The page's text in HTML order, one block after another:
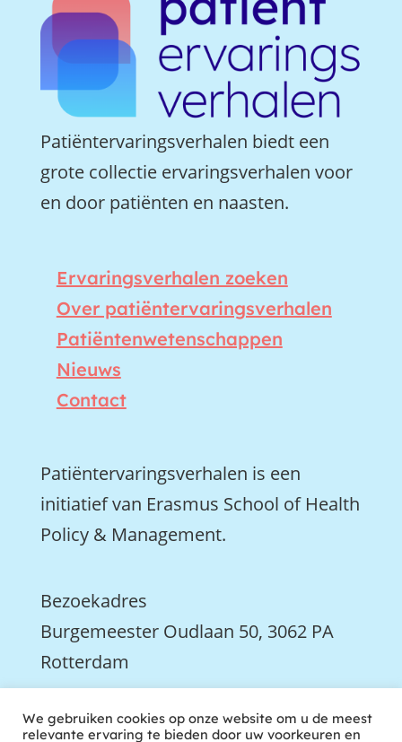
Patiëntervaringsverhalen biedt een
grote collectie ervaringsverhalen voor
en door patiënten en naasten.
Ervaringsverhalen zoeken
Over patiëntervaringsverhalen
Patiëntenwetenschappen
Nieuws
Contact
Patiëntervaringsverhalen is een
initiatief van Erasmus School of Health
Policy & Management.
Bezoekadres
Burgemeester Oudlaan 50, 3062 PA
Rotterdam
 We zijn ook actief op LinkedIn
We gebruiken cookies op onze website om u de meest
relevante ervaring te bieden door uw voorkeuren en